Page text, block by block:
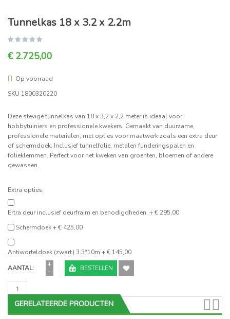
Tunnelkas 18 x 3.2 x 2.2m
€ 2.725,00
Op voorraad
SKU 1800320220
Deze stevige tunnelkas van 18 x 3,2 x 2,2 meter is ideaal voor
hobbytuiniers en professionele kwekers. Gemaakt van duurzame,
professionele materialen, met opties voor maatwerk zoals een extra deur
of schermdoek. Inclusief tunnelfolie, metalen funderingspalen en
folieklemmen. Perfect voor het kweken van groenten, bloemen of andere
gewassen.
Extra opties:
Ertra deur inclusief deurfraim en benodigdheden. +€ 295,00
Schermdoek+€ 425,00
Antiworteldoek (zwart) 3.3*10m +€ 145,00
AANTAL
BESTELLEN
GERELATEERDE PRODUCTEN